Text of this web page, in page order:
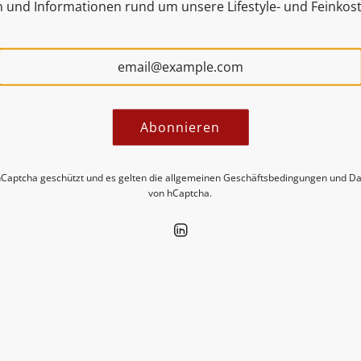
Sie neue Insights in unseren
und Informationen rund um unsere Lifestyle- und
Abonnieren
geschützt und es gelten dieallgemeinen Geschäftsbedingungen und
von hCaptcha.